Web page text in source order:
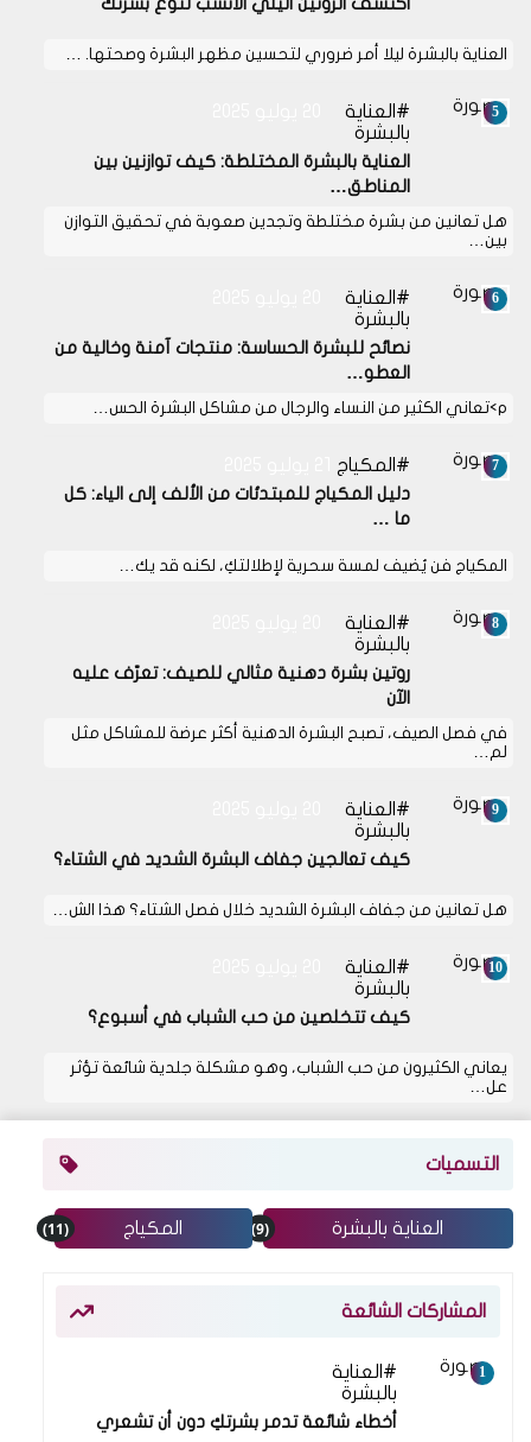
العناية بالبشرة ليلا أمر ضروري لتحسين مظهر البشرة وصحتها. …
العناية
بالبشرة
العناية بالبشرة المختلطة: كيف توازنين بين
المناطق…
هل تعانين من بشرة مختلطة وتجدين صعوبة في تحقيق التوازن
بين…
العناية
بالبشرة
نصائح للبشرة الحساسة: منتجات آمنة وخالية من
العطو…
p>تعاني الكثير من النساء والرجال من مشاكل البشرة الحس…
المكياج
دليل المكياج للمبتدئات من الألف إلى الياء: كل
ما …
المكياج فن يُضيف لمسة سحرية لإطلالتكِ، لكنه قد يك…
العناية
بالبشرة
روتين بشرة دهنية مثالي للصيف: تعرّف عليه
الآن
في فصل الصيف، تصبح البشرة الدهنية أكثر عرضة للمشاكل مثل
لم…
العناية
بالبشرة
كيف تعالجين جفاف البشرة الشديد في الشتاء؟
هل تعانين من جفاف البشرة الشديد خلال فصل الشتاء؟ هذا الش…
العناية
بالبشرة
كيف تتخلصين من حب الشباب في أسبوع؟
يعاني الكثيرون من حب الشباب، وهو مشكلة جلدية شائعة تؤثر
عل…
التسميات
العناية بالبشرة (9) المكياج (11)
المشاركات الشائعة
العناية
بالبشرة
أخطاء شائعة تدمر بشرتكِ دون أن تشعري